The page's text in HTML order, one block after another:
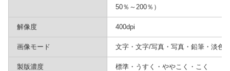
50％～200％）
解像度 400dpi
画像モード 文字・文字/写真・写真・鉛筆・淡色
製版濃度 標準・うすく・ややこく・こく